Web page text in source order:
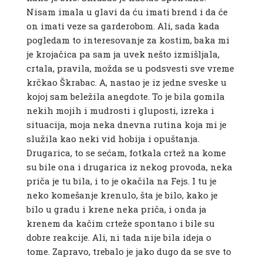
Nisam imala u glavi da ću imati brend i da će
on imati veze sa garderobom. Ali, sada kada
pogledam to interesovanje za kostim, baka mi
je krojačica pa sam ja uvek nešto izmišljala,
crtala, pravila, možda se u podsvesti sve vreme
krčkao Škrabac. A, nastao je iz jedne sveske u
kojoj sam beležila anegdote. To je bila gomila
nekih mojih i mudrosti i gluposti, izreka i
situacija, moja neka dnevna rutina koja mi je
služila kao neki vid hobija i opuštanja.
Drugarica, to se sećam, fotkala crtež na kome
su bile ona i drugarica iz nekog provoda, neka
priča je tu bila, i to je okačila na Fejs. I tu je
neko komešanje krenulo, šta je bilo, kako je
bilo u gradu i krene neka priča, i onda ja
krenem da kačim crteže spontano i bile su
dobre reakcije. Ali, ni tada nije bila ideja o
tome. Zapravo, trebalo je jako dugo da se sve to